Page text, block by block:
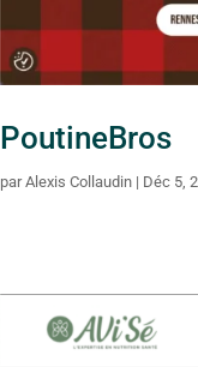
PoutineBros
parAlexis Collaudin | Déc 5,